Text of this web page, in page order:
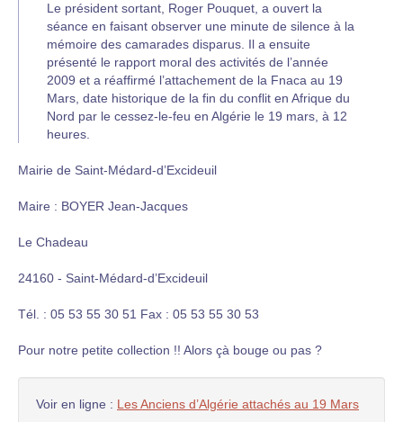
Le président sortant, Roger Pouquet, a ouvert la
séance en faisant observer une minute de silence à la
mémoire des camarades disparus. Il a ensuite
présenté le rapport moral des activités de l’année
2009 et a réaffirmé l’attachement de la Fnaca au 19
Mars, date historique de la fin du conflit en Afrique du
Nord par le cessez-le-feu en Algérie le 19 mars, à 12
heures.
Mairie de Saint-Médard-d’Excideuil
Maire : BOYER Jean-Jacques
Le Chadeau
24160 - Saint-Médard-d’Excideuil
Tél. : 05 53 55 30 51 Fax : 05 53 55 30 53
Pour notre petite collection !! Alors çà bouge ou pas ?
Voir en ligne : Les Anciens d’Algérie attachés au 19 Mars